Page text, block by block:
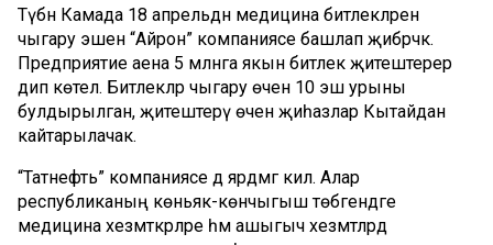
Түбән Камада 18 апрельдән медицина битлекләрен
чыгару эшен “Айрон” компаниясе башлап җибәрәчәк.
Предприятие аена 5 млнга якын битлек җитештерер
дип көтелә. Битлекләр чыгару өчен 10 эш урыны
булдырылган, җитештерү өчен җиһазлар Кытайдан
кайтарылачак.
“Татнефть” компаниясе дә ярдәмгә килә. Алар
республиканың көньяк-көнчыгыш төбәгендәге
медицина хезмәткәрләре һәм ашыгыч хезмәтләрдә